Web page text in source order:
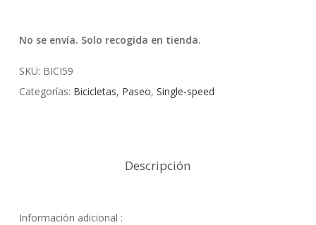
No se envía. Solo recogida en tienda.
SKU: BICI59
Categorías: Bicicletas, Paseo, Single-speed
Descripción
Información adicional :